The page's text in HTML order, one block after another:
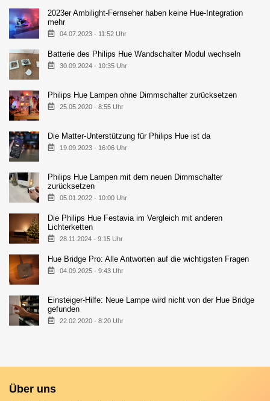
2023er Ambilight-Fernseher haben keine Hue-Integration
mehr
04.07.2023 - 11:52 Uhr
Batterie des Philips Hue Wandschalter Modul wechseln
30.09.2024 - 10:35 Uhr
Philips Hue Lampen ohne Dimmschalter zurücksetzen
25.05.2020 - 8:55 Uhr
Die Matter-Unterstützung für Philips Hue ist da
19.09.2023 - 16:06 Uhr
Philips Hue Lampen mit dem neuen Dimmschalter
zurücksetzen
05.01.2022 - 10:00 Uhr
Die Philips Hue Festavia im Vergleich mit anderen
Lichterketten
28.11.2024 - 9:15 Uhr
Hue Bridge Pro: Alle Antworten auf die wichtigsten Fragen
04.09.2025 - 9:43 Uhr
Einsteiger-Hilfe: Neue Lampe wird nicht von der Hue Bridge
gefunden
22.02.2020 - 8:20 Uhr
Über uns